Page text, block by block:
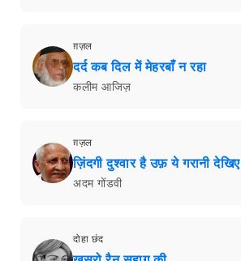
ग़ज़ल
दर्द कब दिल में मेहरबाँ न रहा
कलीम आजिज़
ग़ज़ल
ज़िंदगी दुश्वार है उफ़ ये गरानी देखिए
अदम गोंडवी
दोहा छंद